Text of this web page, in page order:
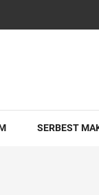
SERBEST